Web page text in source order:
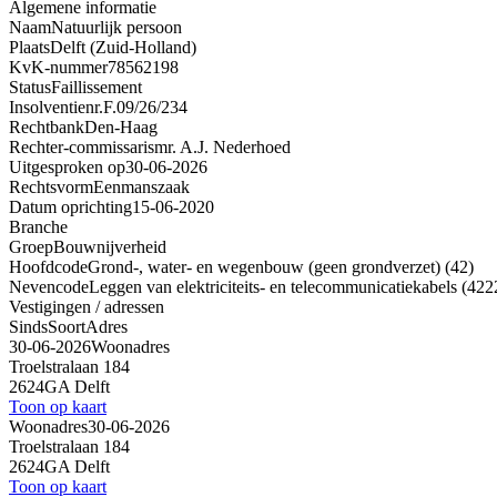
Algemene informatie
NaamNatuurlijk persoon
PlaatsDelft (Zuid-Holland)
KvK-nummer78562198
StatusFaillissement
Insolventienr.F.09/26/234
RechtbankDen-Haag
Rechter-commissarismr. A.J. Nederhoed
Uitgesproken op30-06-2026
RechtsvormEenmanszaak
Datum oprichting15-06-2020
Branche
GroepBouwnijverheid
HoofdcodeGrond-, water- en wegenbouw (geen grondverzet) (42)
NevencodeLeggen van elektriciteits- en telecommunicatiekabels
Vestigingen / adressen
SindsSoortAdres
30-06-2026Woonadres
Troelstralaan 184
2624GA Delft
Toon op kaart
Woonadres30-06-2026
Troelstralaan 184
2624GA Delft
Toon op kaart